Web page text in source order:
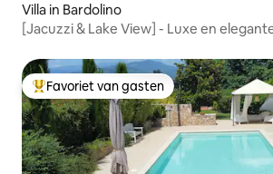
Villa in Bardolino
[Jacuzzi & Lake View] - Luxe en
Topfavoriet van gasten
Favoriet van gasten